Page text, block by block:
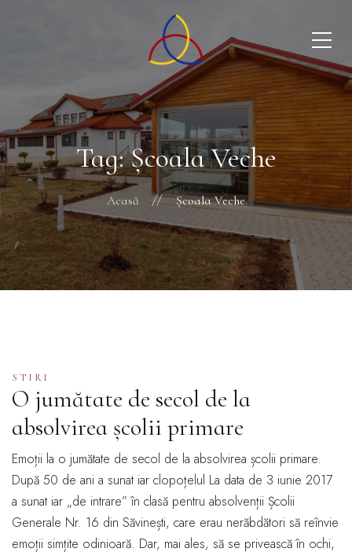
Tag: Şcoala Veche
Acasă Şcoala Veche
STIRI
O jumătate de secol de la
absolvirea școlii primare
Emoții la o jumătate de secol de la absolvirea școlii primare.
După 50 de ani a sunat iar clopoțelul La data de 3 iunie 2017
a sunat iar „de intrare” în clasă pentru absolvenții Școlii
Generale Nr. 16 din Săvinești, care erau nerăbdători să reînvie
emoții simțite odinioară. Dar, mai ales, să se privească în ochi,